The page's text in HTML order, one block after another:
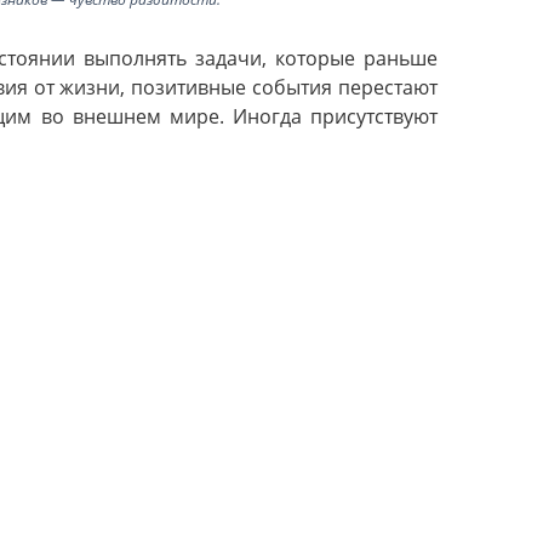
выполнять задачи, которые раньше
от жизни, позитивные события перестают
во внешнем мире. Иногда присутствуют